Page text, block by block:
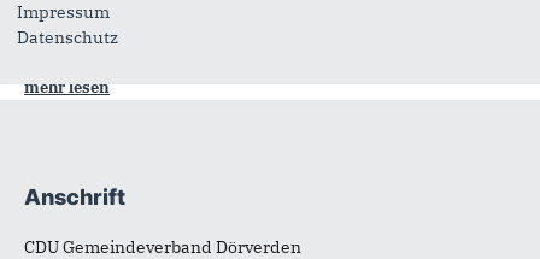
„Barme.„Humanitäre Hilfe, die erst beginnt, wenn das Fernsehen
das namenlose Elend mit Leichenbergen in...
mehr lesen
Fußbereich
Anschrift
CDU Gemeindeverband Dörverden
Impressum
Datenschutz